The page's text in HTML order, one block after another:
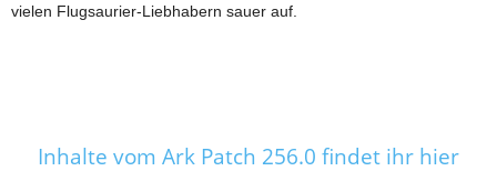
vielen Flugsaurier-Liebhabern sauer auf.
Inhalte vom Ark Patch 256.0 findet ihr hier